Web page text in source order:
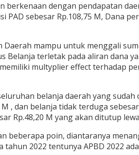
berkenaan dengan pendapatan
PAD sebesar Rp.108,75 M, Dana
mampu untuk menggali
Belanja terletak pada aliran dana
multyplier effect terhadap
belanja daerah yang
, dan belanja tidak terduga
Rp.48,20 M yang akan ditutup
beberapa poin, diantaranya
2022 tentunya APBD 2022